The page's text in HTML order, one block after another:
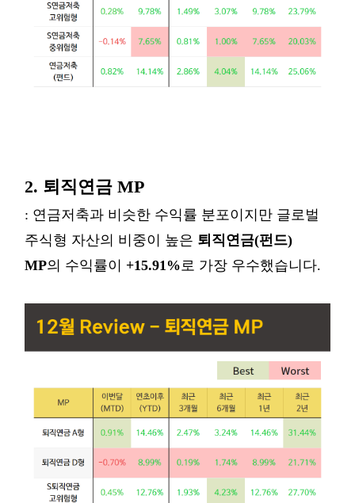
2. 퇴직연금 MP
: 연금저축과 비슷한 수익률 분포이지만 글로벌
주식형 자산의 비중이 높은 퇴직연금(펀드)
MP의 수익률이 +15.91%로 가장 우수했습니다.